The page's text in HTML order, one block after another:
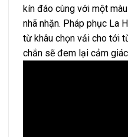
kín đáo cùng với một
nhã nhặn. Pháp phục La
từ khâu chọn vải cho tới
chắn sẽ đem lại cảm